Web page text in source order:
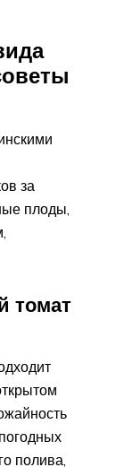
за
плоды,
томат
полива,